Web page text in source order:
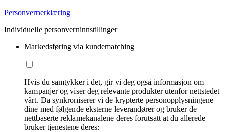
Personvernerklæring
Individuelle personverninnstillinger
Markedsføring via kundematching
Hvis du samtykker i det, gir vi deg også informasjon om
kampanjer og viser deg relevante produkter utenfor nettstedet
vårt. Da synkroniserer vi de krypterte personopplysningene
dine med følgende eksterne leverandører og bruker de
nettbaserte reklamekanalene deres forutsatt at du allerede
bruker tjenestene deres: